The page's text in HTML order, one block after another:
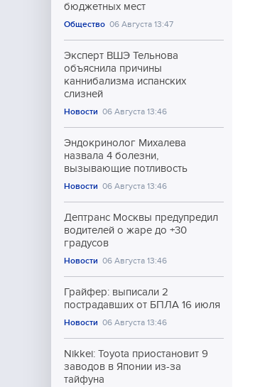
бюджетных мест
Общество 06 Августа 13:47
Эксперт ВШЭ Тельнова
объяснила причины
каннибализма испанских
слизней
Новости 06 Августа 13:46
Эндокринолог Михалева
назвала 4 болезни,
вызывающие потливость
Новости 06 Августа 13:46
Дептранс Москвы предупредил
водителей о жаре до +30
градусов
Новости 06 Августа 13:46
Грайфер: выписали 2
пострадавших от БПЛА 16 июля
Новости 06 Августа 13:46
Nikkei: Toyota приостановит 9
заводов в Японии из-за
тайфуна